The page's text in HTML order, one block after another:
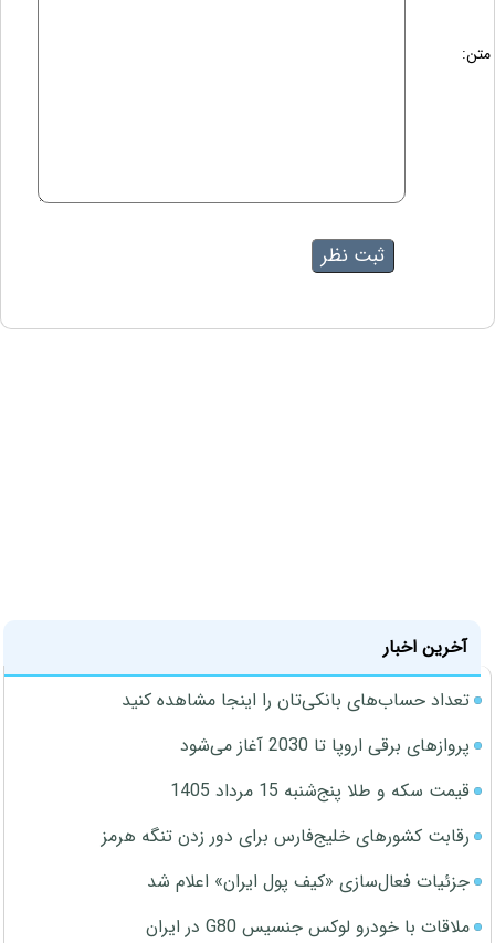
متن:
آخرین اخبار
تعداد حساب‌های بانکی‌تان را اینجا مشاهده کنید
پروازهای برقی اروپا تا 2030 آغاز می‌شود
قیمت سکه و طلا پنج‌شنبه 15 مرداد 1405
رقابت کشورهای خلیج‌فارس برای دور زدن تنگه هرمز
جزئیات فعال‌سازی «کیف پول ایران» اعلام شد
ملاقات با خودرو لوکس جنسیس G80 در ایران